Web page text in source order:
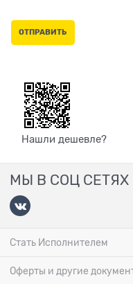
Нашли дешевле?
МЫ В СОЦ СЕТЯХ
Стать Исполнителем
Оферты и другие